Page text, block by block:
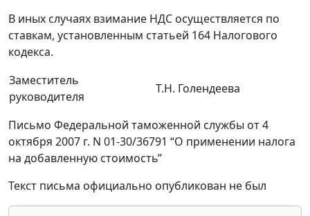
В иных случаях взимание НДС осуществляется по
ставкам, установленным статьей 164 Налогового
кодекса.
Заместитель
руководителя
Т.Н. Голендеева
Письмо Федеральной таможенной службы от 4
октября 2007 г. N 01-30/36791 “О применении налога
на добавленную стоимость”
Текст письма официально опубликован не был